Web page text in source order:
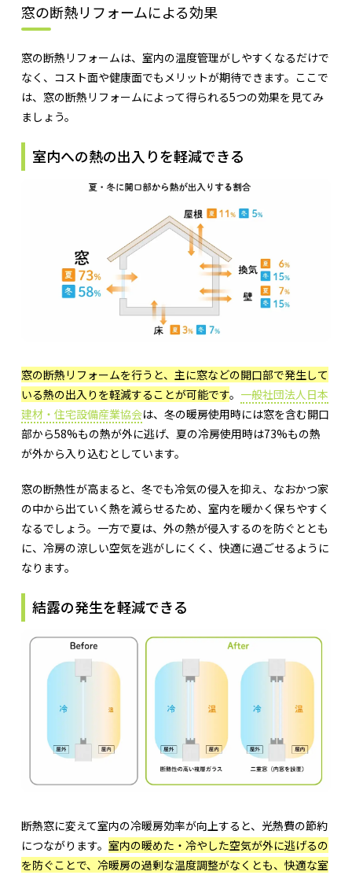
窓の断熱リフォームによる効果
窓の断熱リフォームは、室内の温度管理がしやすくなるだけで
なく、コスト面や健康面でもメリットが期待できます。ここで
は、窓の断熱リフォームによって得られる5つの効果を見てみ
ましょう。
室内への熱の出入りを軽減できる
窓の断熱リフォームを行うと、主に窓などの開口部で発生して
いる熱の出入りを軽減することが可能です。 一般社団法人日本
建材・住宅設備産業協会は、冬の暖房使用時には窓を含む開口
部から58%もの熱が外に逃げ、夏の冷房使用時は73%もの熱
が外から入り込むとしています。
窓の断熱性が高まると、冬でも冷気の侵入を抑え、なおかつ家
の中から出ていく熱を減らせるため、室内を暖かく保ちやすく
なるでしょう。一方で夏は、外の熱が侵入するのを防ぐととも
に、冷房の涼しい空気を逃がしにくく、快適に過ごせるように
なります。
結露の発生を軽減できる
断熱窓に変えて室内の冷暖房効率が向上すると、光熱費の節約
につながります。 室内の暖めた・冷やした空気が外に逃げるの
を防ぐことで、冷暖房の過剰な温度調整がなくとも、快適な室